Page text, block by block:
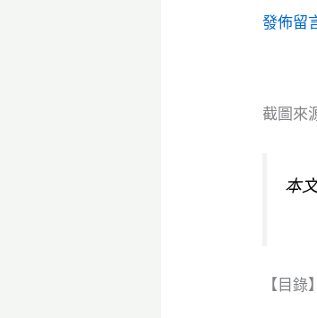
發佈留
截圖來
本
【目錄】